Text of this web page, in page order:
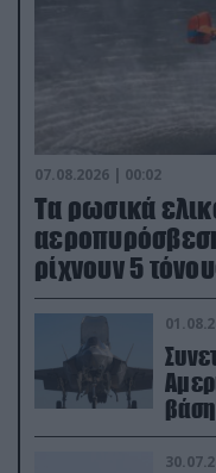
07.08.2026 | 00:02
Τα ρωσικά
ρίχνουν 5